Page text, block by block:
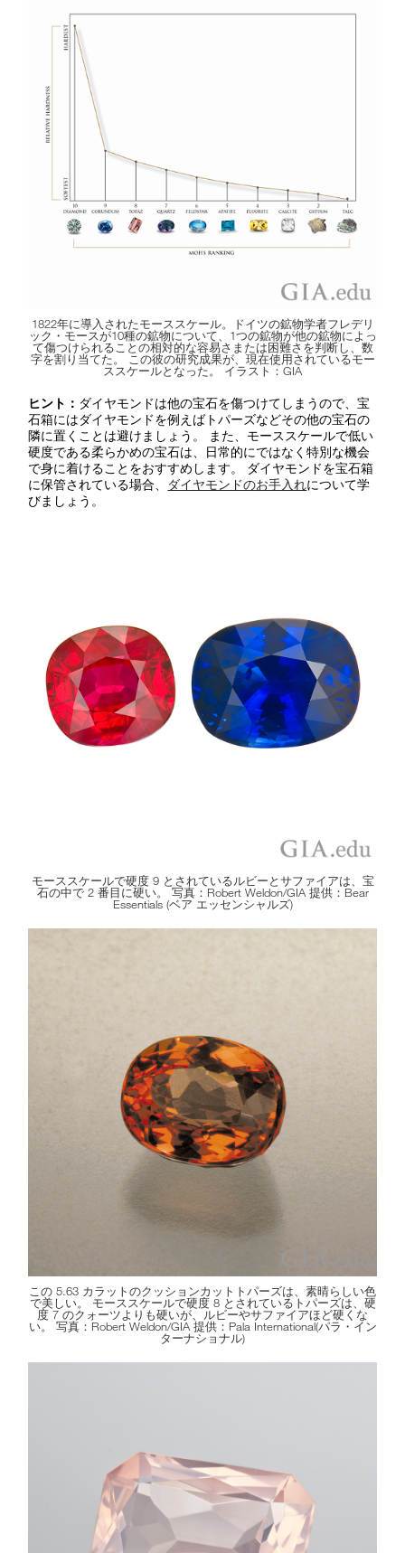
1822年に導入されたモーススケール。ドイツの鉱物学者フレデリ
ック・モースが10種の鉱物について、1つの鉱物が他の鉱物によっ
て傷つけられることの相対的な容易さまたは困難さを判断し、数
字を割り当てた。 この彼の研究成果が、現在使用されているモー
ススケールとなった。 イラスト：GIA
ヒント： ダイヤモンドは他の宝石を傷つけてしまうので、宝
石箱にはダイヤモンドを例えばトパーズなどその他の宝石の
隣に置くことは避けましょう。 また、モーススケールで低い
硬度である柔らかめの宝石は、日常的にではなく特別な機会
で身に着けることをおすすめします。 ダイヤモンドを宝石箱
に保管されている場合、 ダイヤモンドのお手入れについて学
びましょう。
モーススケールで硬度 9 とされているルビーとサファイアは、宝
石の中で 2 番目に硬い。 写真：Robert Weldon/GIA 提供：Bear
Essentials (ベア エッセンシャルズ)
この 5.63 カラットのクッションカットトパーズは、素晴らしい色
で美しい。 モーススケールで硬度 8 とされているトパーズは、硬
度 7 のクォーツよりも硬いが、ルビーやサファイアほど硬くな
い。 写真：Robert Weldon/GIA 提供：Pala International(パラ・イン
ターナショナル)